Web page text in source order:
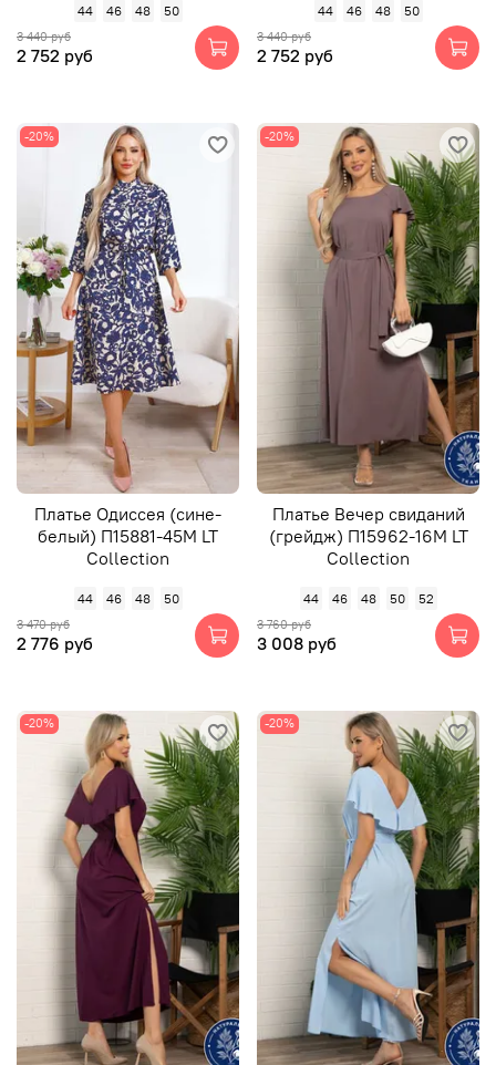
44 46 48 50
3 440 руб
2 752 руб
44 46 48 50
3 440 руб
2 752 руб
-20%
Платье Одиссея (сине-
белый) П15881-45М LT
Collection
44 46 48 50
3 470 руб
2 776 руб
-20%
Платье Вечер свиданий
(грейдж) П15962-16М LT
Collection
44 46 48 50 52
3 760 руб
3 008 руб
-20% -20%